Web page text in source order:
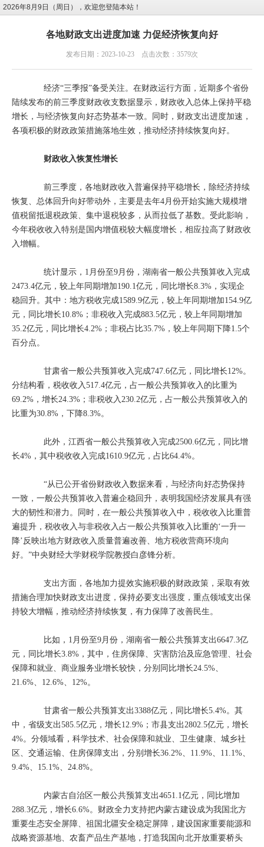
2026年8月9日（周日），欢迎您登陆本站！
各地财政支出进度加速 力促经济恢复向好
发布日期：2023-10-23 点击次数：3579次
经济“三季报”备受关注。在财政运行方面，近期多个省份
陆续发布的前三季度财政收支数据显示，财政收入总体上保持平稳
增长，与经济恢复向好态势基本一致。同时，财政支出进度加速，
各项积极的财政政策措施落地生效，推动经济持续恢复向好。
财政收入恢复性增长
前三季度，各地财政收入普遍保持平稳增长，除经济持续
恢复、总体回升向好带动外，主要是去年4月份开始实施大规模增
值税留抵退税政策、集中退税较多，从而拉低了基数。受此影响，
今年税收收入特别是国内增值税较大幅度增长，相应拉高了财政收
入增幅。
统计显示，1月份至9月份，湖南省一般公共预算收入完成
2473.4亿元，较上年同期增加190.1亿元，同比增长8.3%，实现企
稳回升。其中：地方税收完成1589.9亿元，较上年同期增加154.9亿
元，同比增长10.8%；非税收入完成883.5亿元，较上年同期增加
35.2亿元，同比增长4.2%；非税占比35.7%，较上年同期下降1.5个
百分点。
甘肃省一般公共预算收入完成747.6亿元，同比增长12%。
分结构看，税收收入517.4亿元，占一般公共预算收入的比重为
69.2%，增长24.3%；非税收入230.2亿元，占一般公共预算收入的
比重为30.8%，下降8.3%。
此外，江西省一般公共预算收入完成2500.6亿元，同比增
长4%，其中税收收入完成1610.9亿元，占比64.4%。
“从已公开省份财政收入数据来看，与经济向好态势保持
一致，一般公共预算收入普遍企稳回升，表明我国经济发展具有强
大的韧性和潜力。同时，在一般公共预算收入中，税收收入比重普
遍提升，税收收入与非税收入占一般公共预算收入比重的‘一升一
降’反映出地方财政收入质量普遍改善、地方税收营商环境向
好。”中央财经大学财税学院教授白彦锋分析。
支出方面，各地加力提效实施积极的财政政策，采取有效
措施合理加快财政支出进度，保持必要支出强度，重点领域支出保
持较大增幅，推动经济持续恢复，有力保障了改善民生。
比如，1月份至9月份，湖南省一般公共预算支出6647.3亿
元，同比增长3.8%，其中，住房保障、灾害防治及应急管理、社会
保障和就业、商业服务业增长较快，分别同比增长24.5%、
21.6%、12.6%、12%。
甘肃省一般公共预算支出3388亿元，同比增长5.4%。其
中，省级支出585.5亿元，增长12.9%；市县支出2802.5亿元，增长
4%。分领域看，科学技术、社会保障和就业、卫生健康、城乡社
区、交通运输、住房保障支出，分别增长36.2%、11.9%、11.1%、
9.4%、15.1%、24.8%。
内蒙古自治区一般公共预算支出4651.1亿元，同比增加
288.3亿元，增长6.6%。财政全力支持把内蒙古建设成为我国北方
重要生态安全屏障、祖国北疆安全稳定屏障，建设国家重要能源和
战略资源基地、农畜产品生产基地，打造我国向北开放重要桥头